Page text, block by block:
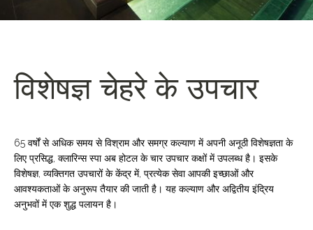
विशेषज्ञ चेहरे के उपचार
65 वर्षों से अधिक समय से विश्राम और समग्र कल्याण में अपनी अनूठी विशेषज्ञता के
लिए प्रसिद्ध, क्लारिन्स स्पा अब होटल के चार उपचार कक्षों में उपलब्ध है। इसके
विशेषज्ञ, व्यक्तिगत उपचारों के केंद्र में, प्रत्येक सेवा आपकी इच्छाओं और
आवश्यकताओं के अनुरूप तैयार की जाती है। यह कल्याण और अद्वितीय इंद्रिय
अनुभवों में एक शुद्ध पलायन है।